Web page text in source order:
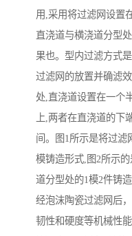
用,采用将过滤网设置
直浇道与横浇道分型
果也。型内过滤方式
过滤网的放置并确滤
处,直浇道设置在一个
上,两者在直浇道的下
间。图1所示是将过滤
模铸造形式,图2所示
道分型处的1模2件铸造
经泡沫陶瓷过滤网后
韧性和硬度等机械性